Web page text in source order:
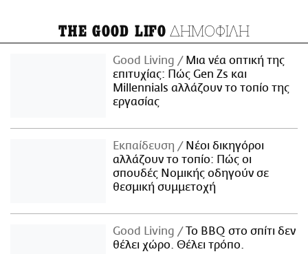
THE GOOD LIFO ΔΗΜΟΦΙΛΗ
Good Living
Μια νέα οπτική της
επιτυχίας: Πώς Gen Zs και
Millennials αλλάζουν το τοπίο της
εργασίας
Εκπαίδευση
Νέοι δικηγόροι
αλλάζουν το τοπίο: Πώς οι
σπουδές Νομικής οδηγούν σε
θεσμική συμμετοχή
Good Living
Το BBQ στο σπίτι δεν
θέλει χώρο. Θέλει τρόπο.